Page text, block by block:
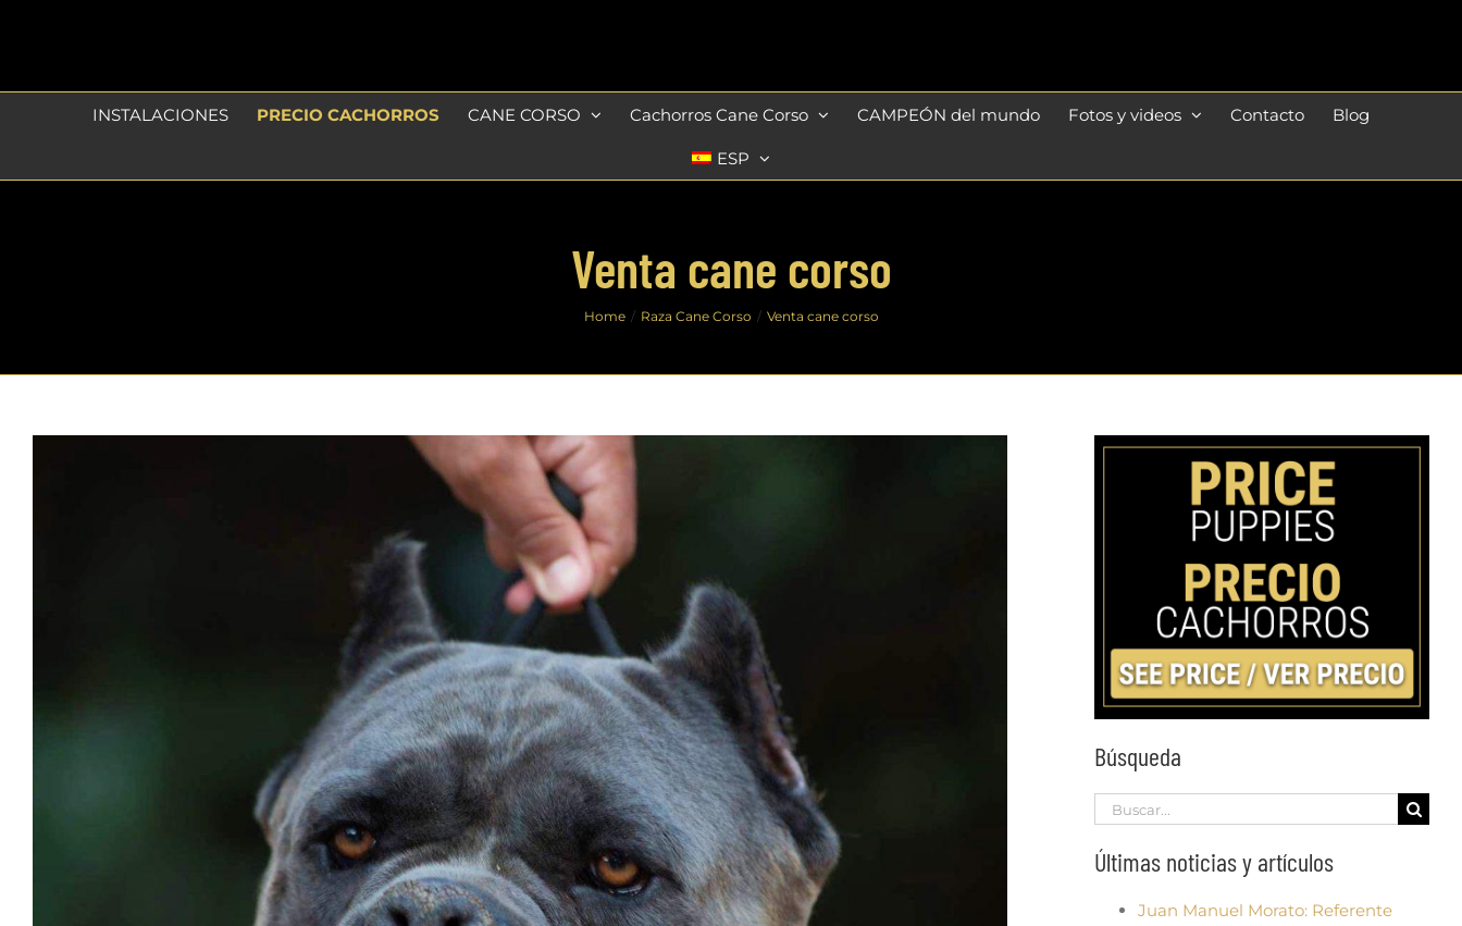
INSTALACIONES PRECIO CACHORROS CANE CORSO Cachorros Cane Corso CAMPEÓN del mundo Fotos y videos Contacto Blog
ESP
Venta cane corso
Home Raza Cane Corso Venta cane corso
Búsqueda
Search
for:
Últimas noticias y artículos
Juan Manuel Morato: Referente